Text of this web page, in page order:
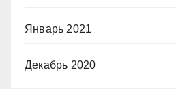
Январь 2021
Декабрь 2020